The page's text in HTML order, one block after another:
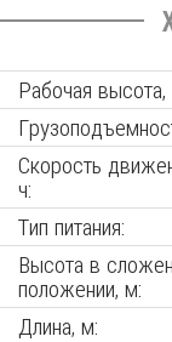
Рабочая
Скорость
ч:
Тип питания:
Высота в
положении, м:
Длина, м: